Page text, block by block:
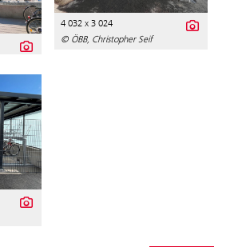
4 032 x 3 024
© ÖBB, Christopher Seif